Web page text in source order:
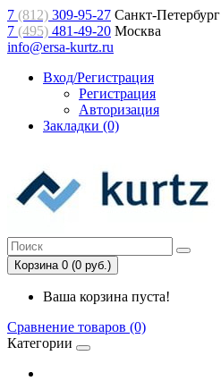
7 (812) 309-95-27 Санкт-Петербург
7 (495) 481-49-20 Москва
info@ersa-kurtz.ru
Вход/Регистрация
Регистрация
Авторизация
Закладки (0)
Корзина 0 (0 руб.)
Ваша корзина пуста!
Сравнение товаров (0)
Категории